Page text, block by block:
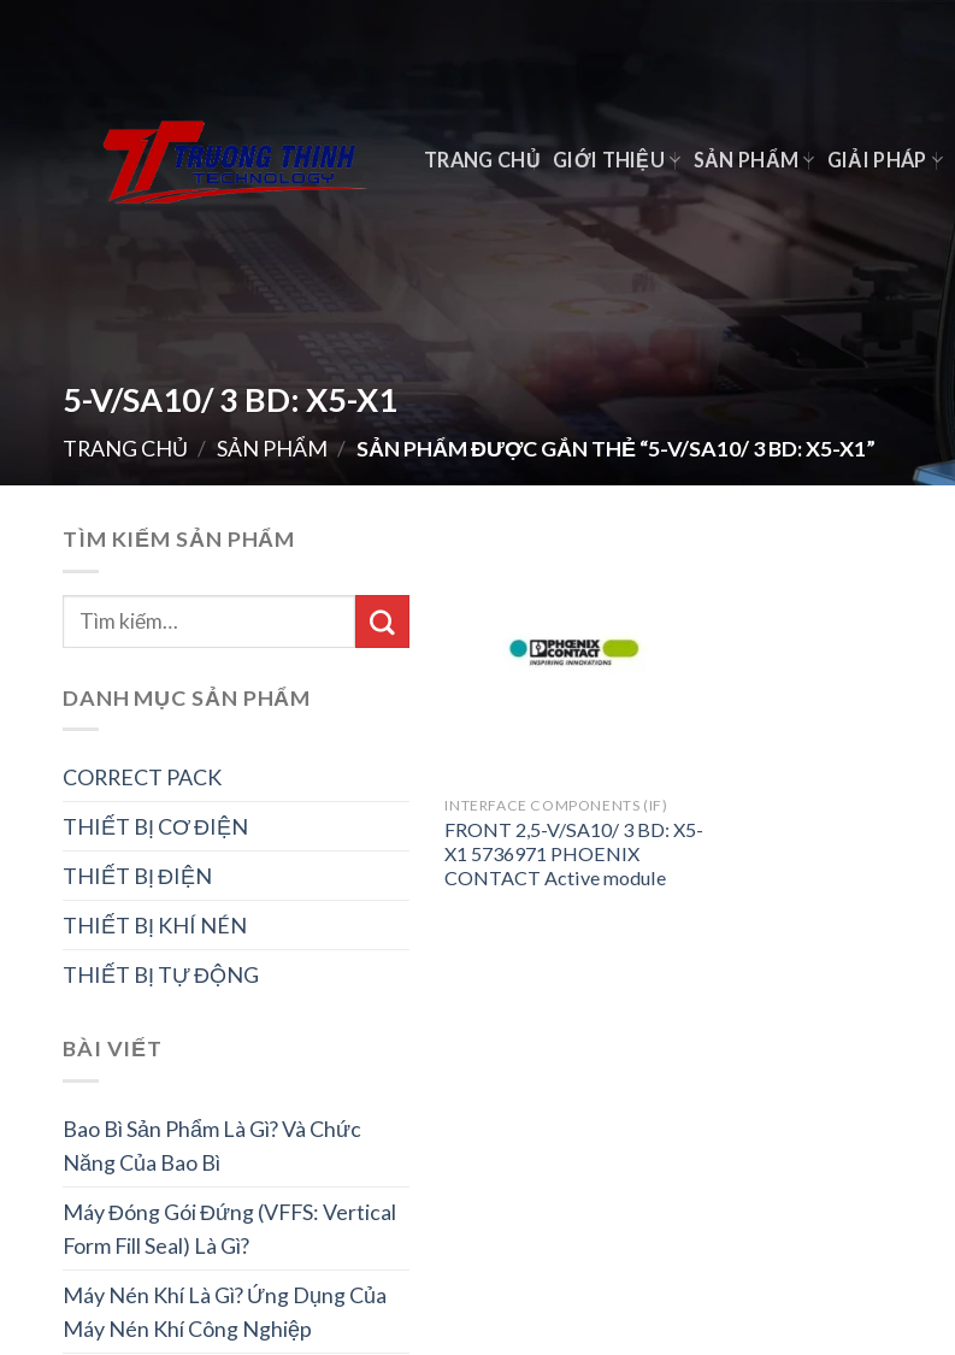
TRANG CHỦ GIỚI THIỆU SẢN PHẨM GIẢI PHÁP
5-V/SA10/ 3 BD: X5-X1
TRANG CHỦ / SẢN PHẨM / SẢN PHẨM ĐƯỢC GẮN THẺ “5-V/SA10/ 3 BD: X5-X1”
TÌM KIẾM SẢN PHẨM
DANH MỤC SẢN PHẨM
CORRECT PACK
THIẾT BỊ CƠ ĐIỆN
THIẾT BỊ ĐIỆN
THIẾT BỊ KHÍ NÉN
THIẾT BỊ TỰ ĐỘNG
BÀI VIẾT
Bao Bì Sản Phẩm Là Gì? Và Chức
Năng Của Bao Bì
Máy Đóng Gói Đứng (VFFS: Vertical
Form Fill Seal) Là Gì?
Máy Nén Khí Là Gì? Ứng Dụng Của
Máy Nén Khí Công Nghiệp
INTERFACE COMPONENTS (IF)
FRONT 2,5-V/SA10/ 3 BD: X5-
X1 5736971 PHOENIX
CONTACT Active module